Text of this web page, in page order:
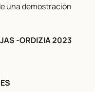
una demostración
-ORDIZIA 2023